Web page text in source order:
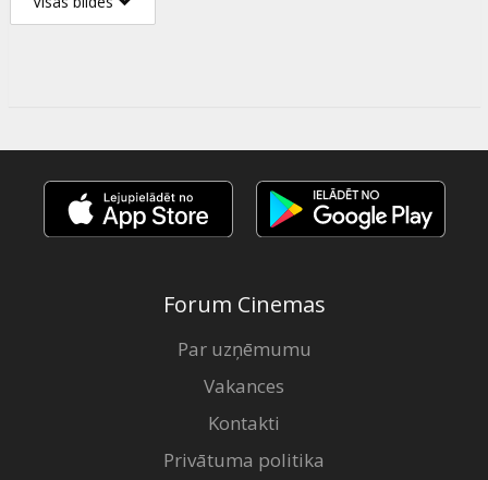
Forum Cinemas
Par uzņēmumu
Vakances
Kontakti
Privātuma politika